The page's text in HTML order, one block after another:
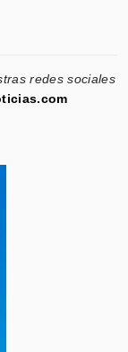
redes sociales